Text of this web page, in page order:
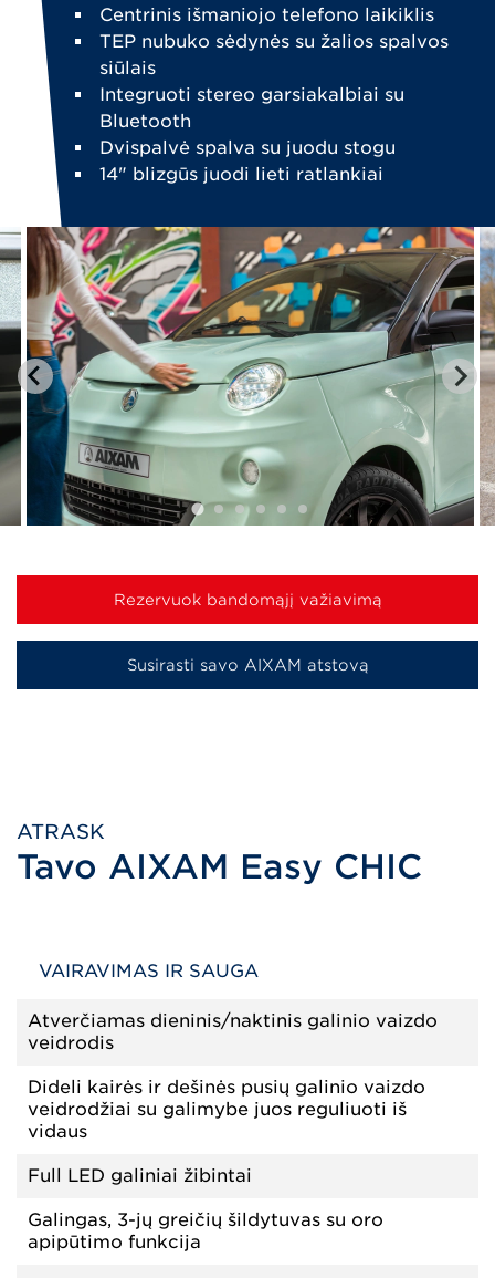
Centrinis išmaniojo telefono laikiklis
TEP nubuko sėdynės su žalios spalvos
siūlais
Integruoti stereo garsiakalbiai su
Bluetooth
Dvispalvė spalva su juodu stogu
14" blizgūs juodi lieti ratlankiai
Rezervuok bandomąjį važiavimą
Susirasti savo AIXAM atstovą
ATRASK
Tavo AIXAM Easy CHIC
VAIRAVIMAS IR SAUGA
Atverčiamas dieninis/naktinis galinio vaizdo
veidrodis
Dideli kairės ir dešinės pusių galinio vaizdo
veidrodžiai su galimybe juos reguliuoti iš
vidaus
Full LED galiniai žibintai
Galingas, 3-jų greičių šildytuvas su oro
apipūtimo funkcija